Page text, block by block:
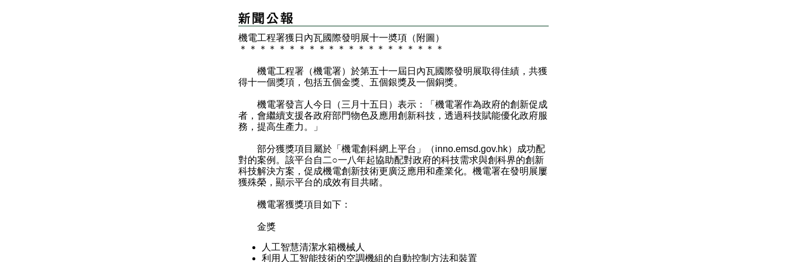
機電工程署獲日內瓦國際發明展十一奬項（附圖）
＊
＊ ＊ ＊ ＊ ＊ ＊ ＊ ＊ ＊ ＊ ＊ ＊ ＊ ＊ ＊ ＊ ＊ ＊ ＊ ＊
機電工程署（機電署）於第五十一屆日內瓦國際發明展取得佳績，共獲
得十一個獎項，包括五個金獎、五個銀獎及一個銅獎。
機電署發言人今日（三月十五日）表示：「機電署作為政府的創新促成
者，會繼續支援各政府部門物色及應用創新科技，透過科技賦能優化政府服
務，提高生產力。」
部分獲獎項目屬於「機電創科網上平台」（inno.emsd.gov.hk）成功配
對的案例。該平台自二○一八年起協助配對政府的科技需求與創科界的創新
科技解決方案，促成機電創新技術更廣泛應用和產業化。機電署在發明展屢
獲殊榮，顯示平台的成效有目共睹。
機電署獲獎項目如下：
金獎
人工智慧清潔水箱機械人
利用人工智能技術的空調機組的自動控制方法和裝置